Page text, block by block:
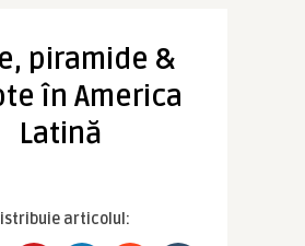
piramide &
în America
Latină
articolul: